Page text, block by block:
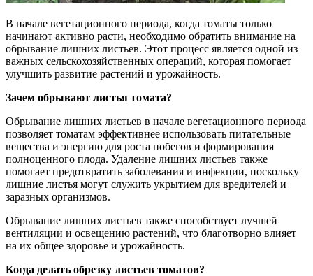
В начале вегетационного периода, когда томаты только
начинают активно расти, необходимо обратить внимание на
обрывание лишних листьев. Этот процесс является одной из
важных сельскохозяйственных операций, которая помогает
улучшить развитие растений и урожайность.
Зачем обрывают листья томата?
Обрывание лишних листьев в начале вегетационного периода
позволяет томатам эффективнее использовать питательные
вещества и энергию для роста побегов и формирования
полноценного плода. Удаление лишних листьев также
помогает предотвратить заболевания и инфекции, поскольку
лишние листья могут служить укрытием для вредителей и
заразных организмов.
Обрывание лишних листьев также способствует лучшей
вентиляции и освещению растений, что благотворно влияет
на их общее здоровье и урожайность.
Когда делать обрезку листьев томатов?